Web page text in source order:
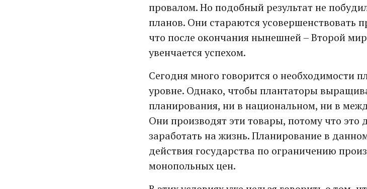
провалом. Но подобный результат не
планов. Они стараются усовершенствовать
что после окончания нынешней – Второй
увенчается успехом.
Сегодня много говорится о необходимости
уровне. Однако, чтобы плантаторы
планирования, ни в национальном, ни в
Они производят эти товары, потому что это
заработать на жизнь. Планирование в
действия государства по ограничению
монопольных цен.